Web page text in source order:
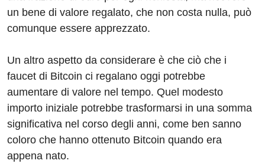
un bene di valore regalato, che non costa nulla, può
comunque essere apprezzato.
Un altro aspetto da considerare è che ciò che i
faucet di Bitcoin ci regalano oggi potrebbe
aumentare di valore nel tempo. Quel modesto
importo iniziale potrebbe trasformarsi in una somma
significativa nel corso degli anni, come ben sanno
coloro che hanno ottenuto Bitcoin quando era
appena nato.